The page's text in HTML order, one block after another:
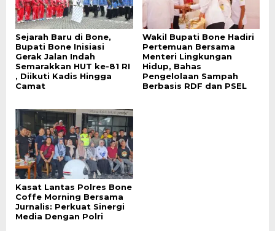
Sejarah Baru di Bone,
Bupati Bone Inisiasi
Gerak Jalan Indah
Semarakkan HUT ke-81 RI
, Diikuti Kadis Hingga
Camat
Wakil Bupati Bone Hadiri
Pertemuan Bersama
Menteri Lingkungan
Hidup, Bahas
Pengelolaan Sampah
Berbasis RDF dan PSEL
Kasat Lantas Polres Bone
Coffe Morning Bersama
Jurnalis: Perkuat Sinergi
Media Dengan Polri